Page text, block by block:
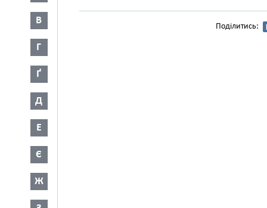
В
Г
Ґ
Д
Е
Є
Ж
Поділитись: